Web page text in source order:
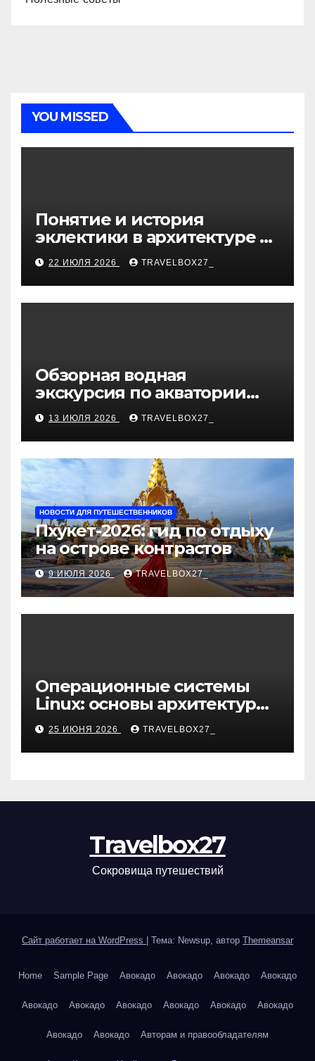
YOU MISSED
Понятие и история
эклектики в архитектуре и
дизайне интерьеров
22 ИЮЛЯ 2026 TRAVELBOX27_
Обзорная водная
экскурсия по акватории
бухты Песчаная
13 ИЮЛЯ 2026 TRAVELBOX27_
НОВОСТИ ДЛЯ ПУТЕШЕСТВЕННИКОВ
Пхукет-2026: гид по отдыху
на острове контрастов
9 ИЮЛЯ 2026 TRAVELBOX27_
Операционные системы
Linux: основы архитектуры,
компоненты и области
применения
25 ИЮНЯ 2026 TRAVELBOX27_
Travelbox27
Сокровища путешествий
Сайт работает на WordPress Тема: Newsup, автор Themeansar
Home Sample Page Авокадо Авокадо Авокадо Авокадо
Авокадо Авокадо Авокадо Авокадо Авокадо Авокадо
Авокадо Авокадо Авторам и правообладателям